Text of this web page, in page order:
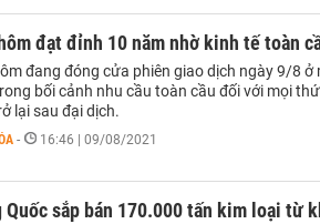
đạt đỉnh 10 năm nhờ kinh tế toàn
đang đóng cửa phiên giao dịch ngày 9/8
bối cảnh nhu cầu toàn cầu đối với mọi
lại sau đại dịch.
- 16:46 | 09/08/2021
Quốc sắp bán 170.000 tấn kim loại từ